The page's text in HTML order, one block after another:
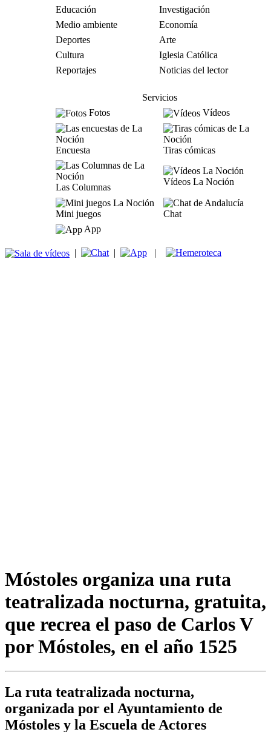
Educación
Investigación
Medio ambiente
Economía
Deportes
Arte
Cultura
Iglesia Católica
Reportajes
Noticias del lector
Servicios
Fotos
Vídeos
Encuesta Tiras cómicas
Las Columnas
Vídeos La Noción
Mini juegos
Chat
App
| | |
Móstoles organiza una ruta
teatralizada nocturna, gratuita,
que recrea el paso de Carlos V
por Móstoles, en el año 1525
La ruta teatralizada nocturna,
organizada por el Ayuntamiento de
Móstoles y la Escuela de Actores